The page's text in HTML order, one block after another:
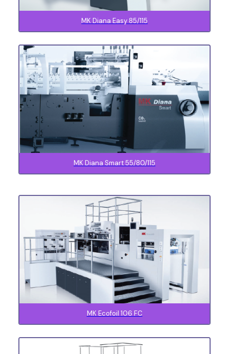
MK Diana Easy 85/115
MK Diana Smart 55/80/115
MK Ecofoil 106 FC